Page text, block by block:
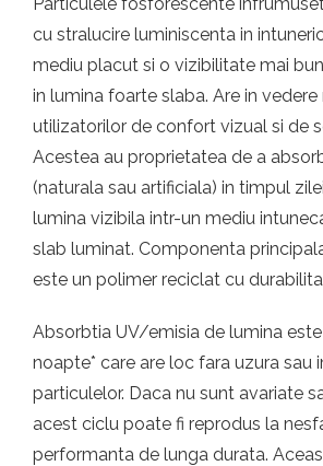
cu stralucire luminiscenta in
mediu placut si o vizibilitate mai
in lumina foarte slaba. Are in vedere
utilizatorilor de confort vizual si de
Acestea au proprietatea de a
(naturala sau artificiala) in timpul
lumina vizibila intr-un mediu
slab luminat. Componenta
este un polimer reciclat cu
Absorbtia UV/emisia de lumina
noapte* care are loc fara uzura sau
particulelor. Daca nu sunt avariate
acest ciclu poate fi reprodus la
performanta de lunga durata.